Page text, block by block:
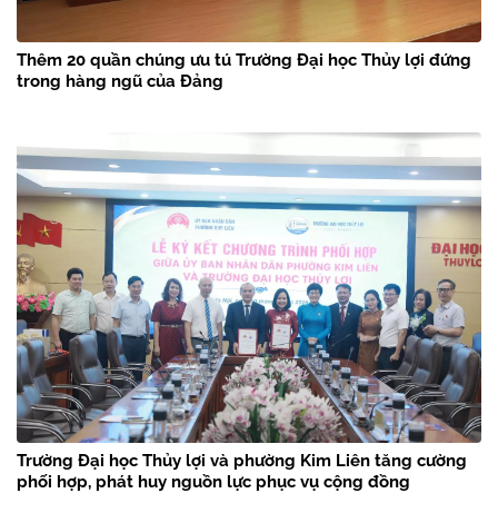
Thêm 20 quần chúng ưu tú Trường Đại học Thủy lợi đứng
trong hàng ngũ của Đảng
Trường Đại học Thủy lợi và phường Kim Liên tăng cường
phối hợp, phát huy nguồn lực phục vụ cộng đồng